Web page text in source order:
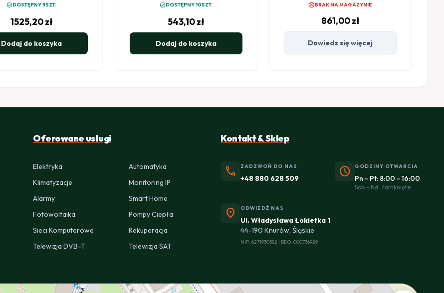
check_circleDOSTĘPNY 5SZT.
1525,20zł
Dodaj do koszyka
check_circleDOSTĘPNY 10SZT.
543,10zł
Dodaj do koszyka
cancelBRAK NA MAGAZYNIE
861,00zł
Dowiedz się więcej
Oferowane usługi
Elektryka
Automatyka
Klimatyzacje
Monitoring IP
Alarmy
Smart Home
Fotowoltaika
Pompy Ciepła
Sieci Komputerowe
Rekuperacja
Telewizja DVB-T
Telewizja SAT
Kontakt & Sklep
phone ZADZWOŃ DO NAS
+48 880 628 509 schedule GODZINY OTWARCIA
Pn - Pt: 8:00 - 16:00
Sob - Nd: Zamknięte
location_on ODWIEDŹ NAS
Ul. Władysława Łokietka 1
44-190 Knurów, Śląskie
NIP: 6271930582 | BDO: 000736929